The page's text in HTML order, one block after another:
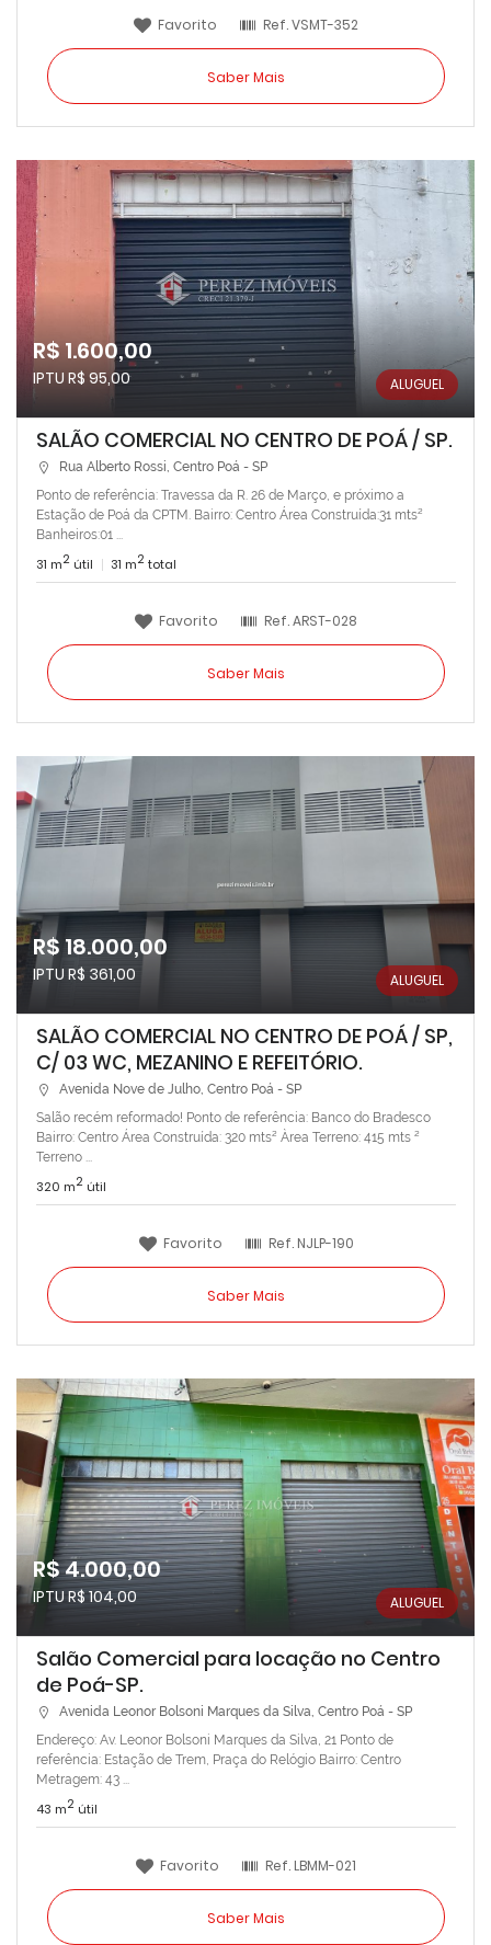
Favorito Ref.VSMT-352
Saber Mais
R$ 1.600,00
IPTU R$ 95,00 ALUGUEL
SALÃO COMERCIAL NO CENTRO DE POÁ / SP.
Rua Alberto Rossi, Centro Poá - SP
Ponto de referência: Travessa da R. 26 de Março, e próximo a
Estação de Poá da CPTM. Bairro: Centro Área Construída:31 mts²
Banheiros:01 ...
31 m2 útil 31 m2 total
Favorito Ref.ARST-028
Saber Mais
R$ 18.000,00
IPTU R$ 361,00 ALUGUEL
SALÃO COMERCIAL NO CENTRO DE POÁ / SP,
C/ 03 WC, MEZANINO E REFEITÓRIO.
Avenida Nove de Julho, Centro Poá - SP
Salão recém reformado! Ponto de referência: Banco do Bradesco
Bairro: Centro Área Construída: 320 mts² Àrea Terreno: 415 mts ²
Terreno ...
320 m2 útil
Favorito Ref. NJLP-190
Saber Mais
R$ 4.000,00
IPTU R$ 104,00 ALUGUEL
Salão Comercial para locação no Centro
de Poá-SP.
Avenida Leonor Bolsoni Marques da Silva, Centro Poá - SP
Endereço: Av. Leonor Bolsoni Marques da Silva, 21 Ponto de
referência: Estação de Trem, Praça do Relógio Bairro: Centro
Metragem: 43 ...
43 m2 útil
Favorito Ref. LBMM-021
Saber Mais